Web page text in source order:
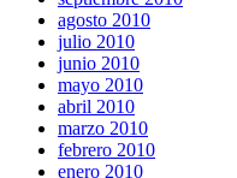
agosto 2010
julio 2010
junio 2010
mayo 2010
abril 2010
marzo 2010
febrero 2010
enero 2010